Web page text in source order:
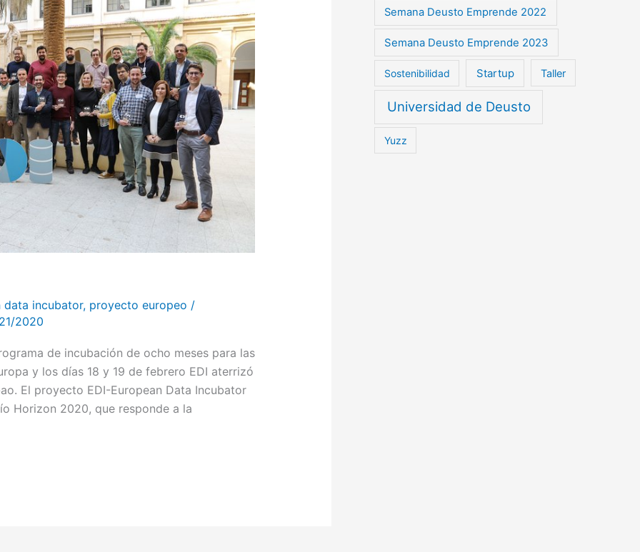
data incubator, proyecto europeo /
2020
de incubación de ocho meses para las
y los días 18 y 19 de febrero EDI aterrizó
El proyecto EDI-European Data Incubator
Horizon 2020, que responde a la
Semana Deusto Emprende 2022
Semana Deusto Emprende 2023
Sostenibilidad Startup Taller
Universidad de Deusto
Yuzz